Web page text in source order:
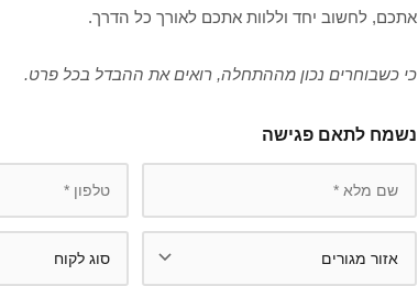
אתכם, לחשוב יחד וללוות אתכם לאורך כל הדרך.
כי כשבוחרים נכון מההתחלה, רואים את ההבדל בכל פרט.
נשמח לתאם פגישה